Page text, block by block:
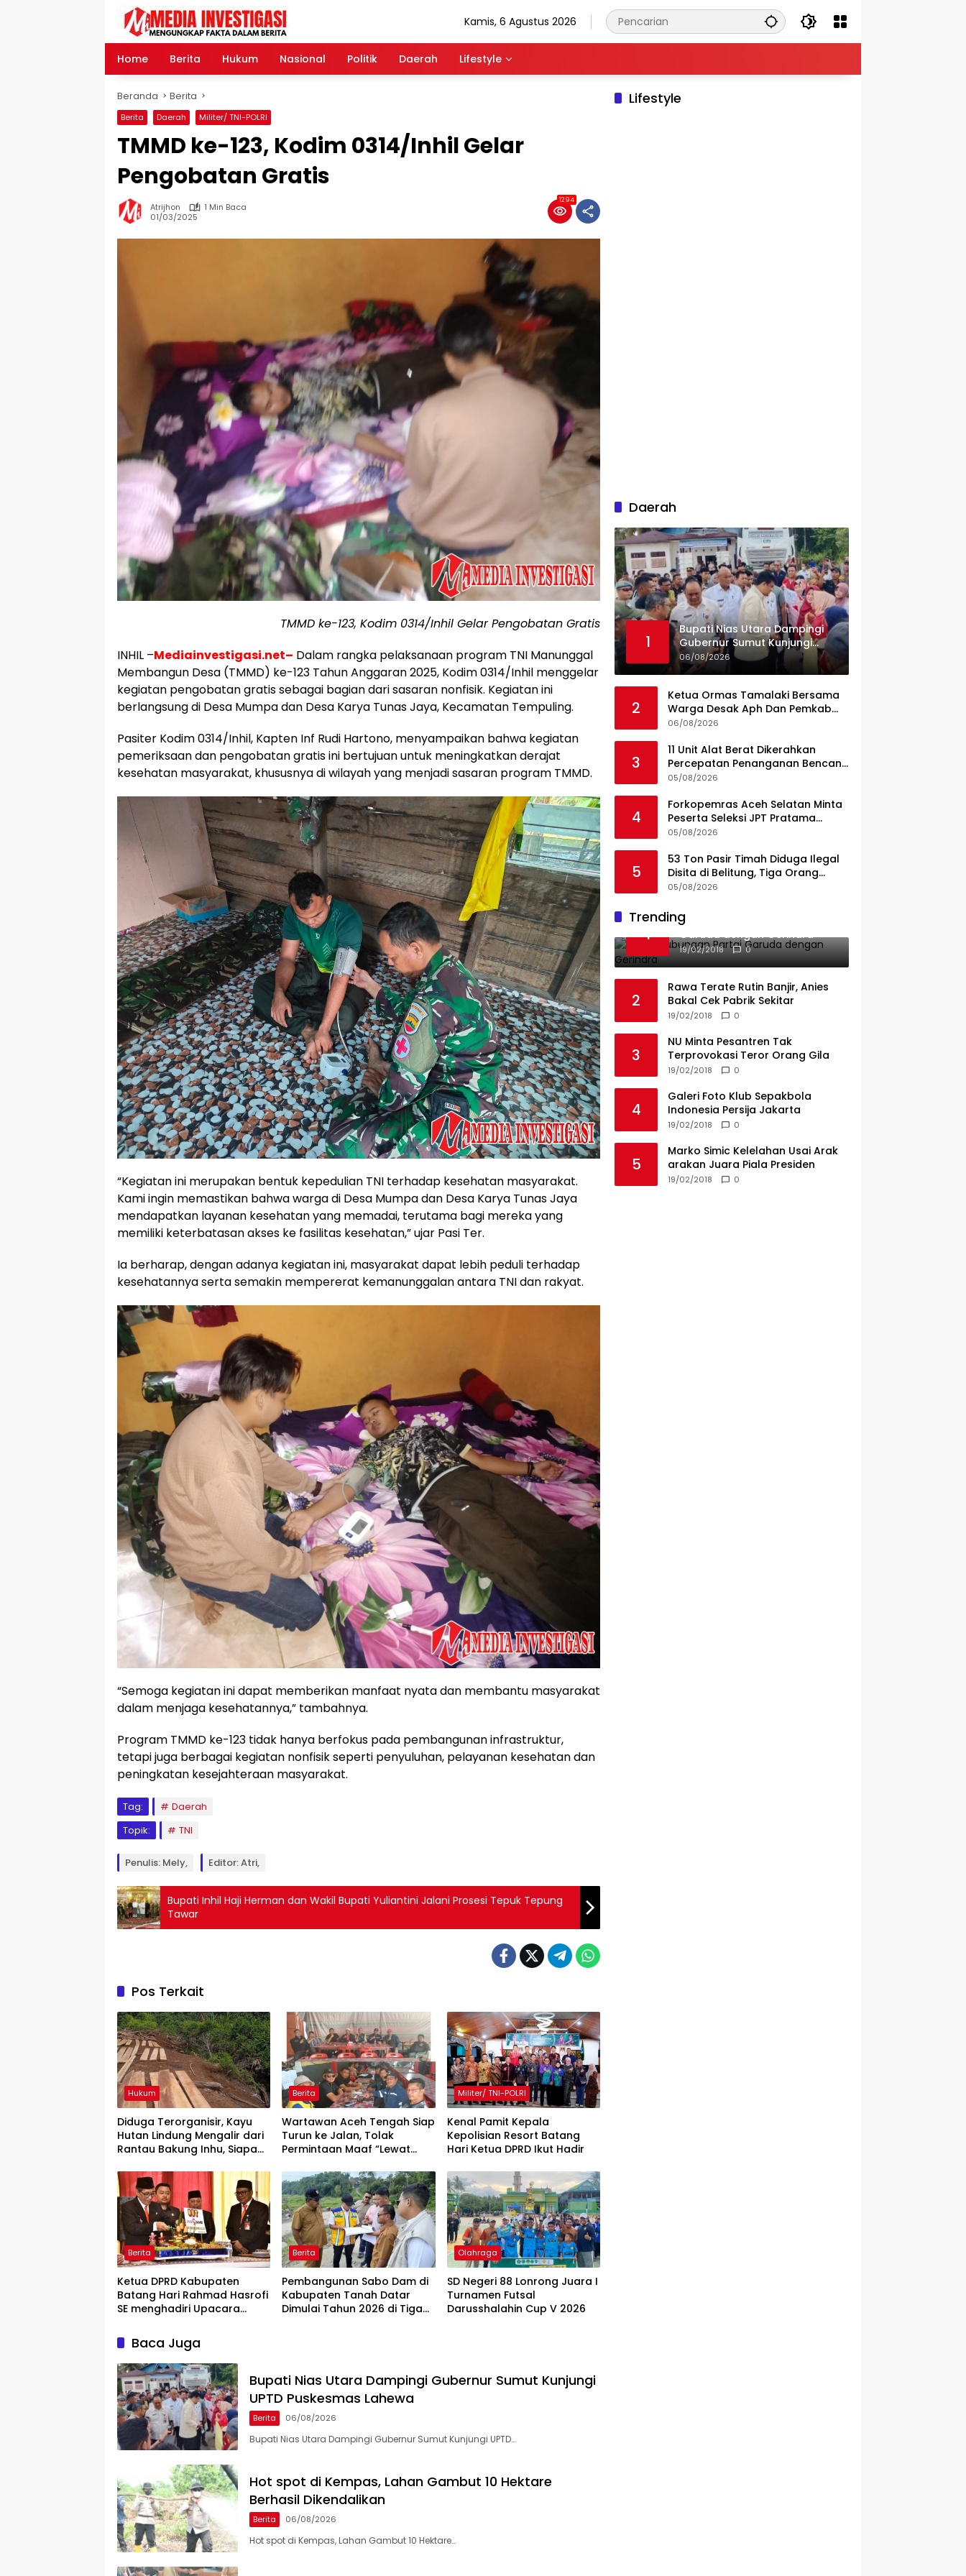
Kamis, 6 Agustus 2026
Home Berita Hukum Nasional Politik Daerah Lifestyle
Beranda Berita
Berita Daerah Militer/ TNI-POLRI
TMMD ke-123, Kodim 0314/Inhil Gelar
Pengobatan Gratis
Atrijhon
1 Min Baca
01/03/2025
1294
TMMD ke-123, Kodim 0314/Inhil Gelar Pengobatan Gratis
INHIL –Mediainvestigasi.net– Dalam rangka pelaksanaan program TNI Manunggal
Membangun Desa (TMMD) ke-123 Tahun Anggaran 2025, Kodim 0314/Inhil menggelar
kegiatan pengobatan gratis sebagai bagian dari sasaran nonfisik. Kegiatan ini
berlangsung di Desa Mumpa dan Desa Karya Tunas Jaya, Kecamatan Tempuling.
Pasiter Kodim 0314/Inhil, Kapten Inf Rudi Hartono, menyampaikan bahwa kegiatan
pemeriksaan dan pengobatan gratis ini bertujuan untuk meningkatkan derajat
kesehatan masyarakat, khususnya di wilayah yang menjadi sasaran program TMMD.
“Kegiatan ini merupakan bentuk kepedulian TNI terhadap kesehatan masyarakat.
Kami ingin memastikan bahwa warga di Desa Mumpa dan Desa Karya Tunas Jaya
mendapatkan layanan kesehatan yang memadai, terutama bagi mereka yang
memiliki keterbatasan akses ke fasilitas kesehatan,” ujar Pasi Ter.
Ia berharap, dengan adanya kegiatan ini, masyarakat dapat lebih peduli terhadap
kesehatannya serta semakin mempererat kemanunggalan antara TNI dan rakyat.
“Semoga kegiatan ini dapat memberikan manfaat nyata dan membantu masyarakat
dalam menjaga kesehatannya,” tambahnya.
Program TMMD ke-123 tidak hanya berfokus pada pembangunan infrastruktur,
tetapi juga berbagai kegiatan nonfisik seperti penyuluhan, pelayanan kesehatan dan
peningkatan kesejahteraan masyarakat.
Tag:
Daerah
Topik:
TNI
Penulis: Mely, Editor: Atri,
Bupati Inhil Haji Herman dan Wakil Bupati Yuliantini Jalani Prosesi Tepuk Tepung
Tawar
Pos Terkait
Hukum
Diduga Terorganisir, Kayu
Hutan Lindung Mengalir dari
Rantau Bakung Inhu, Siapa
Berita
Wartawan Aceh Tengah Siap
Turun ke Jalan, Tolak
Permintaan Maaf “Lewat
Militer/ TNI-POLRI
Kenal Pamit Kepala
Kepolisian Resort Batang
Hari ‎Ketua DPRD Ikut Hadir
Berita
Ketua DPRD Kabupaten
Batang Hari Rahmad Hasrofi
SE menghadiri Upacara
Berita
Pembangunan Sabo Dam di
Kabupaten Tanah Datar
Dimulai Tahun 2026 di Tiga
Olahraga
SD Negeri 88 Lonrong Juara I
Turnamen Futsal
Darusshalahin Cup V 2026
Baca Juga
Bupati Nias Utara Dampingi Gubernur Sumut Kunjungi
UPTD Puskesmas Lahewa
Berita 06/08/2026
Bupati Nias Utara Dampingi Gubernur Sumut Kunjungi UPTD…
Hot spot di Kempas, Lahan Gambut 10 Hektare
Berhasil Dikendalikan
Berita 06/08/2026
Hot spot di Kempas, Lahan Gambut 10 Hektare…
Lifestyle
Daerah
1
Bupati Nias Utara Dampingi
Gubernur Sumut Kunjungi
UPTD Puskesmas Lahewa
06/08/2026
2
Ketua Ormas Tamalaki Bersama
Warga Desak Aph Dan Pemkab
Konsel Tangkap Pelaku Angkut
PT KAP Melintas Jalan Umum
06/08/2026
3
11 Unit Alat Berat Dikerahkan
Percepatan Penanganan Bencana
di Kelurahan Sipange Kecamatan
05/08/2026
4
Forkopemras Aceh Selatan Minta
Peserta Seleksi JPT Pratama
Andalkan Kompetensi dan
05/08/2026
5
53 Ton Pasir Timah Diduga Ilegal
Disita di Belitung, Tiga Orang
Diamankan, Dua Masih Diburu
05/08/2026
Trending
1
Ini Dia Hubungan Partai
Garuda dengan Gerindra
19/02/2018 0
2
Rawa Terate Rutin Banjir, Anies
Bakal Cek Pabrik Sekitar
19/02/2018 0
3
NU Minta Pesantren Tak
Terprovokasi Teror Orang Gila
19/02/2018 0
4
Galeri Foto Klub Sepakbola
Indonesia Persija Jakarta
19/02/2018 0
5
Marko Simic Kelelahan Usai Arak
arakan Juara Piala Presiden
19/02/2018 0